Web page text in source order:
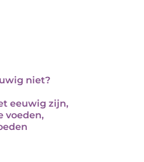
niet?
eeuwig zijn,
voeden,